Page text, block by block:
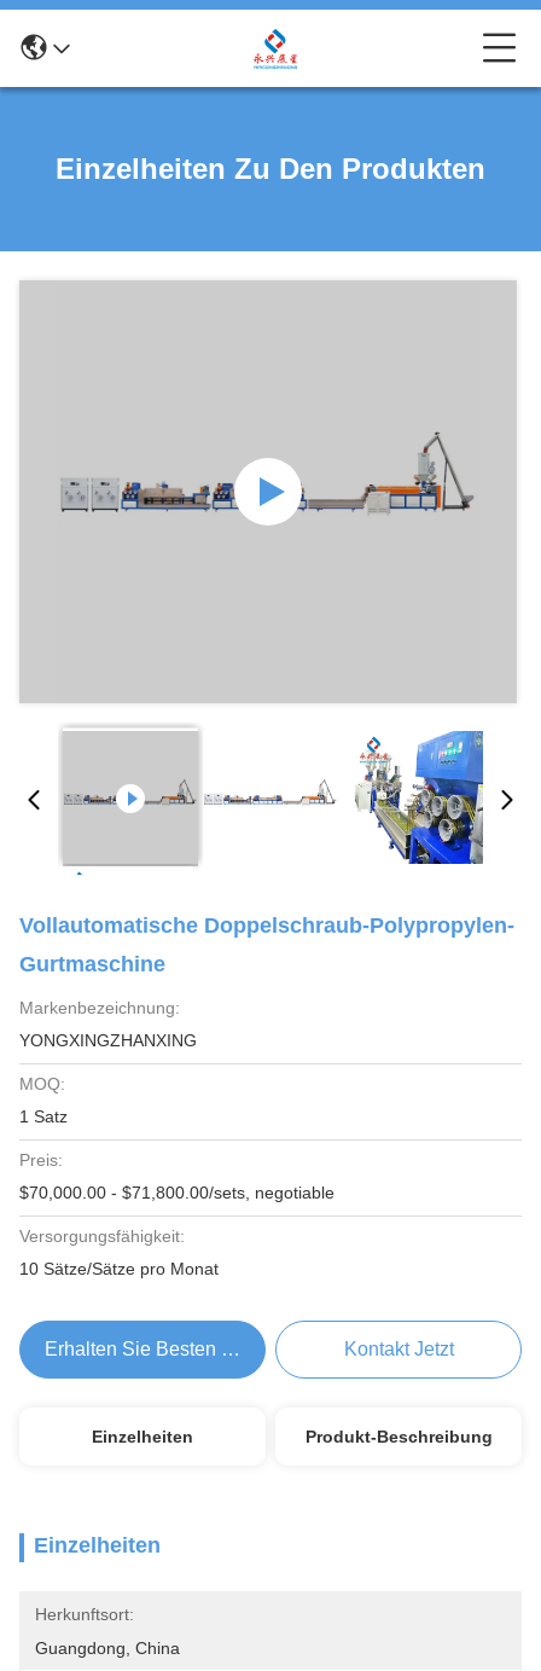
Einzelheiten Zu Den Produkten
Vollautomatische Doppelschraub-Polypropylen-
Gurtmaschine
Markenbezeichnung:
YONGXINGZHANXING
MOQ:
1 Satz
Preis:
$70,000.00 - $71,800.00/sets, negotiable
Versorgungsfähigkeit:
10 Sätze/Sätze pro Monat
Erhalten Sie Besten Preis Kontakt Jetzt
Einzelheiten Produkt-Beschreibung
Einzelheiten
Herkunftsort:
Guangdong, China